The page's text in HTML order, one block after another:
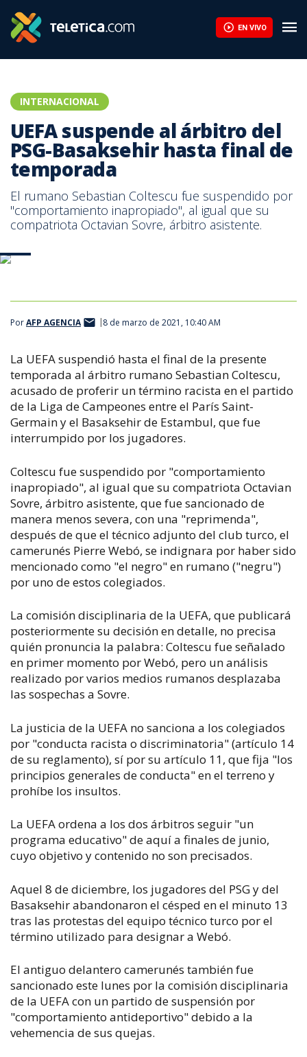
EN VIVO
INTERNACIONAL
UEFA suspende al árbitro del
PSG-Basaksehir hasta final de
temporada
El rumano Sebastian Coltescu fue suspendido por
"comportamiento inapropiado", al igual que su
compatriota Octavian Sovre, árbitro asistente.
PorAFP AGENCIA 8 de marzo de 2021, 10:40 AM
La UEFA suspendió hasta el final de la presente
temporada al árbitro rumano Sebastian Coltescu,
acusado de proferir un término racista en el partido
de la Liga de Campeones entre el París Saint-
Germain y el Basaksehir de Estambul, que fue
interrumpido por los jugadores.
Coltescu fue suspendido por "comportamiento
inapropiado", al igual que su compatriota Octavian
Sovre, árbitro asistente, que fue sancionado de
manera menos severa, con una "reprimenda",
después de que el técnico adjunto del club turco, el
camerunés Pierre Webó, se indignara por haber sido
mencionado como "el negro" en rumano ("negru")
por uno de estos colegiados.
La comisión disciplinaria de la UEFA, que publicará
posteriormente su decisión en detalle, no precisa
quién pronuncia la palabra: Coltescu fue señalado
en primer momento por Webó, pero un análisis
realizado por varios medios rumanos desplazaba
las sospechas a Sovre.
La justicia de la UEFA no sanciona a los colegiados
por "conducta racista o discriminatoria" (artículo 14
de su reglamento), sí por su artículo 11, que fija "los
principios generales de conducta" en el terreno y
prohíbe los insultos.
La UEFA ordena a los dos árbitros seguir "un
programa educativo" de aquí a finales de junio,
cuyo objetivo y contenido no son precisados.
Aquel 8 de diciembre, los jugadores del PSG y del
Basaksehir abandonaron el césped en el minuto 13
tras las protestas del equipo técnico turco por el
término utilizado para designar a Webó.
El antiguo delantero camerunés también fue
sancionado este lunes por la comisión disciplinaria
de la UEFA con un partido de suspensión por
"comportamiento antideportivo" debido a la
vehemencia de sus quejas.